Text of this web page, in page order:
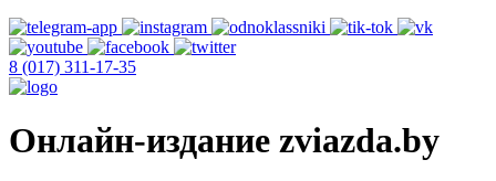
8 (017) 311-17-35
Онлайн-издание zviazda.by